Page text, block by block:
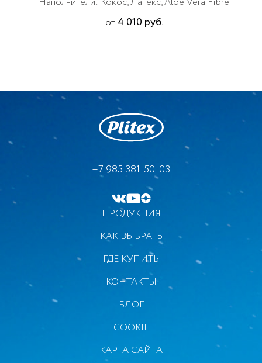
от 4 010 руб.
+7 985 381-50-03
ПРОДУКЦИЯ
КАК ВЫБРАТЬ
ГДЕ КУПИТЬ
КОНТАКТЫ
БЛОГ
COOKIE
КАРТА САЙТА